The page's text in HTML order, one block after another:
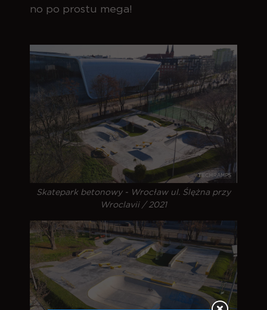
no po prostu mega!
Skatepark betonowy - Wrocław ul. Ślężna przy
Wroclavii / 2021